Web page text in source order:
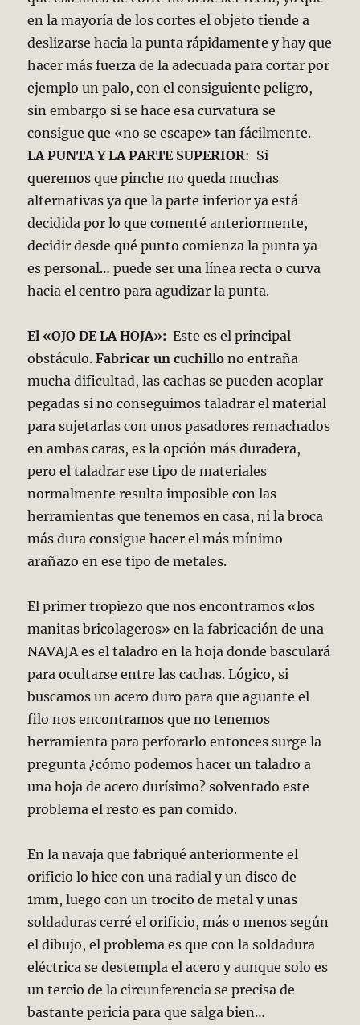
en la mayoría de los cortes el objeto tiende a
deslizarse hacia la punta rápidamente y hay que
hacer más fuerza de la adecuada para cortar por
ejemplo un palo, con el consiguiente peligro,
sin embargo si se hace esa curvatura se
consigue que «no se escape» tan fácilmente.
LA PUNTA Y LA PARTE SUPERIOR: Si
queremos que pinche no queda muchas
alternativas ya que la parte inferior ya está
decidida por lo que comenté anteriormente,
decidir desde qué punto comienza la punta ya
es personal… puede ser una línea recta o curva
hacia el centro para agudizar la punta.
El «OJO DE LA HOJA»: Este es el principal
obstáculo.Fabricar un cuchillo no entraña
mucha dificultad, las cachas se pueden acoplar
pegadas si no conseguimos taladrar el material
para sujetarlas con unos pasadores remachados
en ambas caras, es la opción más duradera,
pero el taladrar ese tipo de materiales
normalmente resulta imposible con las
herramientas que tenemos en casa, ni la broca
más dura consigue hacer el más mínimo
arañazo en ese tipo de metales.
El primer tropiezo que nos encontramos «los
manitas bricolageros» en la fabricación de una
NAVAJA es el taladro en la hoja donde basculará
para ocultarse entre las cachas. Lógico, si
buscamos un acero duro para que aguante el
filo nos encontramos que no tenemos
herramienta para perforarlo entonces surge la
pregunta ¿cómo podemos hacer un taladro a
una hoja de acero durísimo? solventado este
problema el resto es pan comido.
En la navaja que fabriqué anteriormente el
orificio lo hice con una radial y un disco de
1mm, luego con un trocito de metal y unas
soldaduras cerré el orificio, más o menos según
el dibujo, el problema es que con la soldadura
eléctrica se destempla el acero y aunque solo es
un tercio de la circunferencia se precisa de
bastante pericia para que salga bien…